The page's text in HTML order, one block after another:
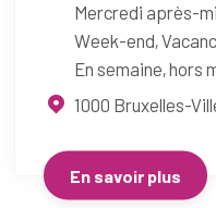
Mercredi après-
Week-end
En semaine, hors
1000 Bruxelles-
En savoir plus